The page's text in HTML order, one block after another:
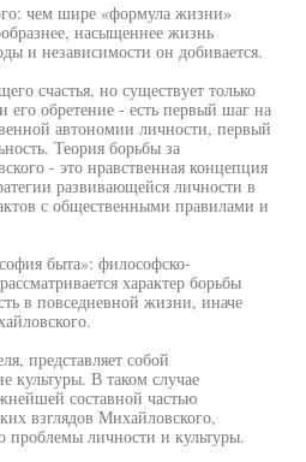
чем шире «формула жизни»
насыщеннее жизнь
и независимости он добивается.
счастья, но существует только
его обретение - есть первый шаг на
автономии личности, первый
Теория борьбы за
- это нравственная концепция
развивающейся личности в
с общественными правилами и
быта»: философско-
характер борьбы
в повседневной жизни, иначе
представляет собой
культуры. В таком случае
составной частью
взглядов Михайловского,
проблемы личности и культуры.